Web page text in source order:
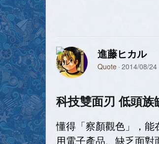
進藤ヒカル
Quote 2014/08/24
科技雙面刃 低頭族
懂得「察顏觀色」，
用電子產品、缺乏面對